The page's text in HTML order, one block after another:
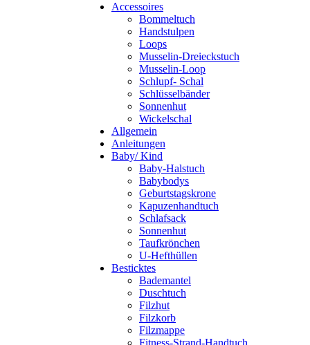
Accessoires
Bommeltuch
Handstulpen
Loops
Musselin-Dreieckstuch
Musselin-Loop
Schlupf- Schal
Schlüsselbänder
Sonnenhut
Wickelschal
Allgemein
Anleitungen
Baby/ Kind
Baby-Halstuch
Babybodys
Geburtstagskrone
Kapuzenhandtuch
Schlafsack
Sonnenhut
Taufkrönchen
U-Hefthüllen
Besticktes
Bademantel
Duschtuch
Filzhut
Filzkorb
Filzmappe